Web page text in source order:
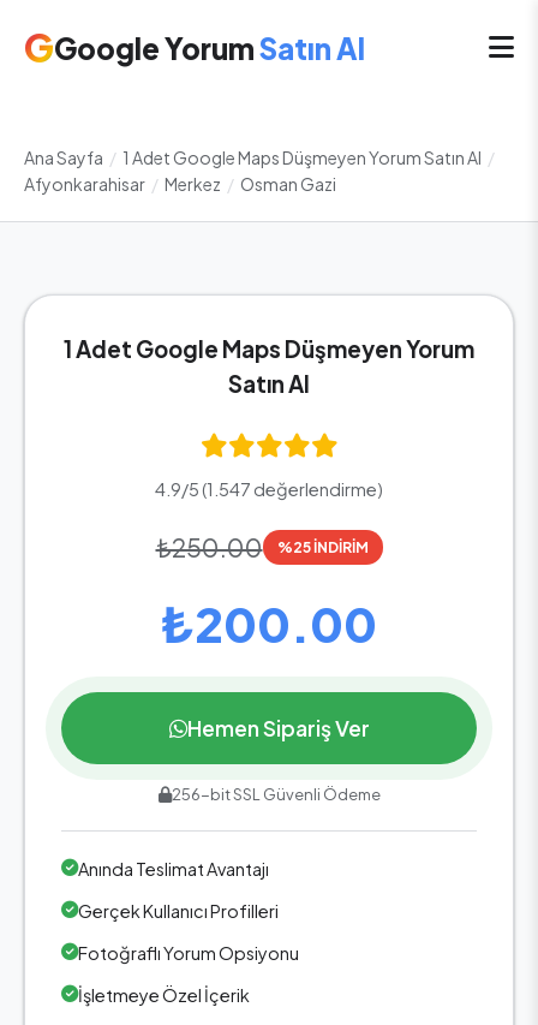
GGoogle YorumSatın Al
Ana Sayfa / 1 Adet Google Maps Düşmeyen Yorum Satın Al /
Afyonkarahisar / Merkez / Osman Gazi
1 Adet Google Maps Düşmeyen Yorum
Satın Al
4.9/5 (1.547 değerlendirme)
₺250.00 %25 İNDİRİM
₺200.00
Hemen Sipariş Ver
256-bit SSL Güvenli Ödeme
Anında Teslimat Avantajı
Gerçek Kullanıcı Profilleri
Fotoğraflı Yorum Opsiyonu
İşletmeye Özel İçerik